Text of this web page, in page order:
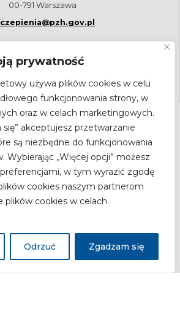
prywatność
używa plików cookies w celu
funkcjonowania strony, w
oraz w celach marketingowych.
się” akceptujesz przetwarzanie
są niezbędne do funkcjonowania
Wybierając „Więcej opcji” możesz
w tym wyrazić zgodę
cookies naszym partnerom
plików cookies w celach
Odrzuć Zgadzam się
00-791 Warszawa
NEWSLETTER
Zapisz się do newslettera.
z dnia 18.07.2002 r. o świadczeniu usług drogą
elektroniczną przez Narodowy Instytut Zdrowia
Zakład Higieny – Państwowy Instytut Badawczy.